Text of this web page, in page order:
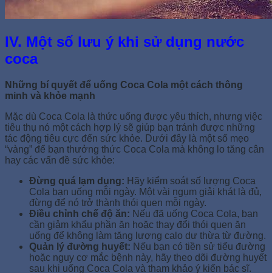
IV. Một số lưu ý khi sử dụng nước
coca
Những bí quyết để uống Coca Cola một cách thông
minh và khỏe mạnh
Mặc dù Coca Cola là thức uống được yêu thích, nhưng việc
tiêu thụ nó một cách hợp lý sẽ giúp bạn tránh được những
tác động tiêu cực đến sức khỏe. Dưới đây là một số mẹo
“vàng” để bạn thưởng thức Coca Cola mà không lo tăng cân
hay các vấn đề sức khỏe:
Đừng quá lạm dụng: Hãy kiểm soát số lượng Coca
Cola bạn uống mỗi ngày. Một vài ngụm giải khát là đủ,
đừng để nó trở thành thói quen mỗi ngày.
Điều chỉnh chế độ ăn: Nếu đã uống Coca Cola, bạn
cần giảm khẩu phần ăn hoặc thay đổi thói quen ăn
uống để không làm tăng lượng calo dư thừa từ đường.
Quản lý đường huyết: Nếu bạn có tiền sử tiểu đường
hoặc nguy cơ mắc bệnh này, hãy theo dõi đường huyết
sau khi uống Coca Cola và tham khảo ý kiến bác sĩ.